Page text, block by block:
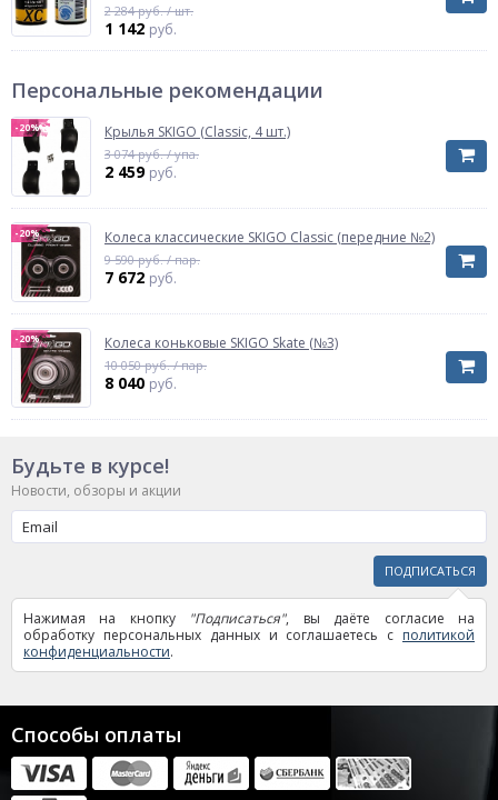
2 284 руб. / шт.
1 142 руб.
Персональные рекомендации
-20% Крылья SKIGO (Classic, 4 шт.)
3 074 руб. / упа.
2 459 руб.
-20% Колеса классические SKIGO Classic (передние №2)
9 590 руб. / пар.
7 672 руб.
-20% Колеса коньковые SKIGO Skate (№3)
10 050 руб. / пар.
8 040 руб.
Будьте в курсе!
Новости, обзоры и акции
ПОДПИСАТЬСЯ
Нажимая на кнопку "Подписаться", вы даёте согласие на
обработку персональных данных и соглашаетесь с политикой
конфиденциальности.
Способы оплаты